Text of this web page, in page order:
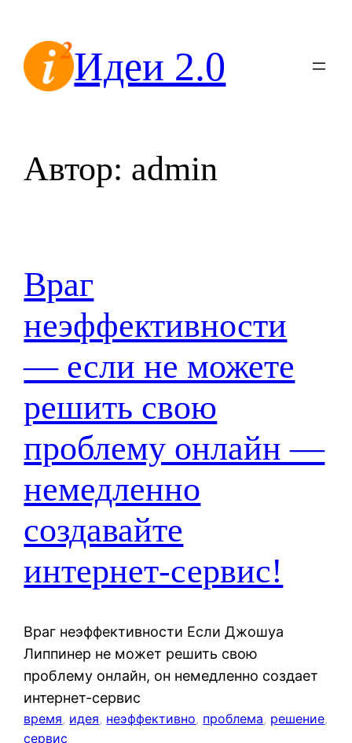
содержимомуИдеи 2.0
Автор: admin
Враг
неэффективности
— если не можете
решить свою
проблему онлайн —
немедленно
создавайте
интернет-сервис!
Враг неэффективности Если Джошуа
Липпинер не может решить свою
проблему онлайн, он немедленно создает
интернет-сервис
время, идея, неэффективно, проблема, решение
сервис